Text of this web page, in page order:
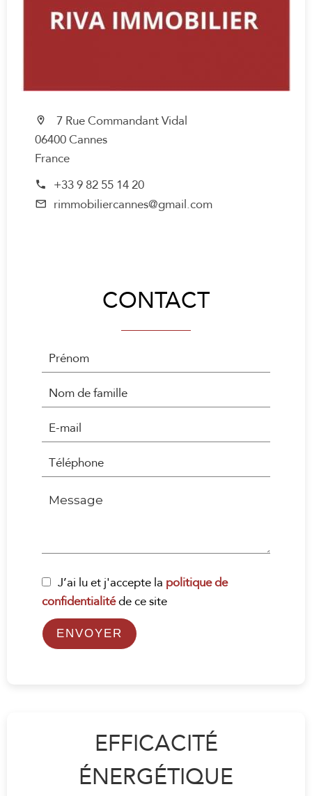
7 Rue Commandant Vidal
06400 Cannes
France
+33 9 82 55 14 20
rimmobiliercannes@gmail.com
CONTACT
J’ai lu et j'accepte lapolitique de
confidentialitéde ce site
ENVOYER
EFFICACITÉ
ÉNERGÉTIQUE